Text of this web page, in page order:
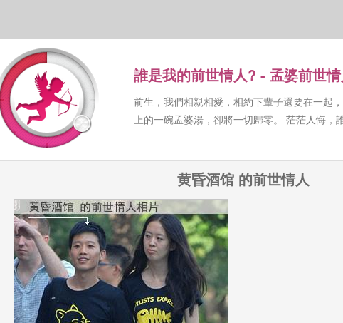
誰是我的前世情人? - 孟婆前世
前生，我們相親相愛，相約下輩子還要在一起
上的一碗孟婆湯，卻將一切歸零。 茫茫人悔，
黄昏酒馆 的前世情人